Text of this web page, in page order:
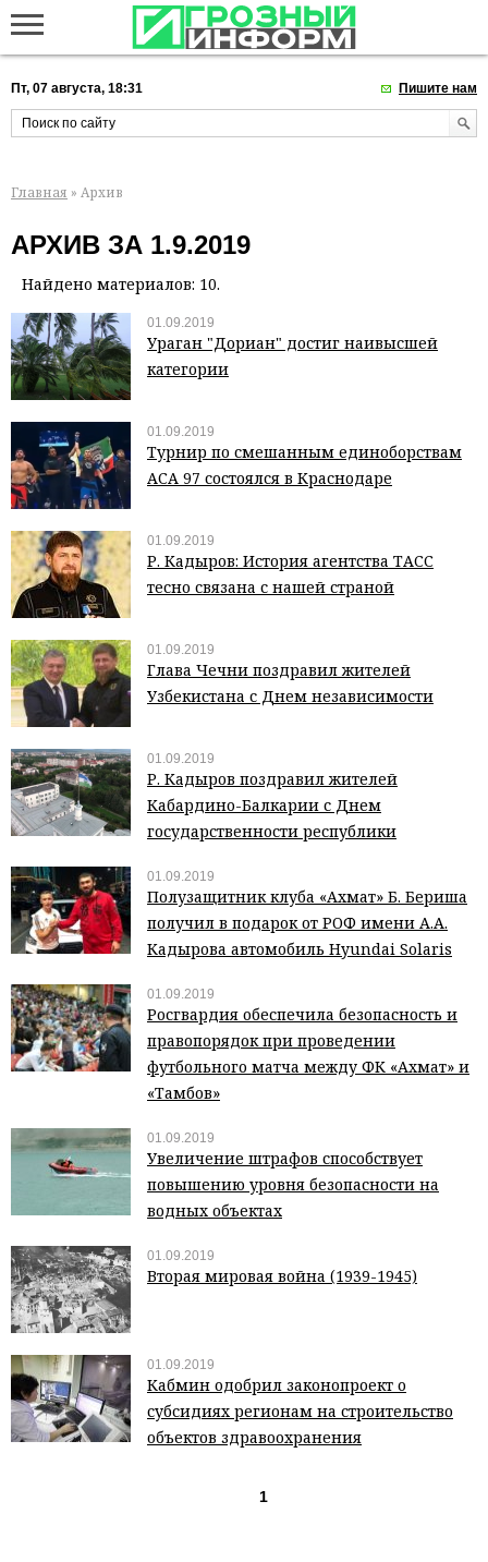
Пт, 07 августа, 18:31 Пишите нам
Главная » Архив
АРХИВ ЗА 1.9.2019
Найдено материалов: 10.
01.09.2019
Ураган "Дориан" достиг наивысшей
категории
01.09.2019
Турнир по смешанным единоборствам
АСА 97 состоялся в Краснодаре
01.09.2019
Р. Кадыров: История агентства ТАСС
тесно связана с нашей страной
01.09.2019
Глава Чечни поздравил жителей
Узбекистана с Днем независимости
01.09.2019
Р. Кадыров поздравил жителей
Кабардино-Балкарии с Днем
государственности республики
01.09.2019
Полузащитник клуба «Ахмат» Б. Бериша
получил в подарок от РОФ имени А.А.
Кадырова автомобиль Hyundai Solaris
01.09.2019
Росгвардия обеспечила безопасность и
правопорядок при проведении
футбольного матча между ФК «Ахмат» и
«Тамбов»
01.09.2019
Увеличение штрафов способствует
повышению уровня безопасности на
водных объектах
01.09.2019
Вторая мировая война (1939-1945)
01.09.2019
Кабмин одобрил законопроект о
субсидиях регионам на строительство
объектов здравоохранения
1